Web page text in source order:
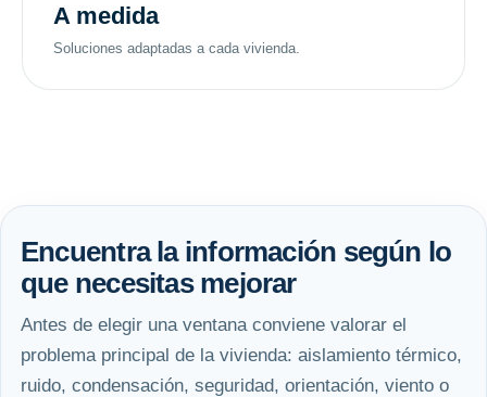
A medida
Soluciones adaptadas a cada vivienda.
Encuentra la información según lo
que necesitas mejorar
Antes de elegir una ventana conviene valorar el
problema principal de la vivienda: aislamiento térmico,
ruido, condensación, seguridad, orientación, viento o